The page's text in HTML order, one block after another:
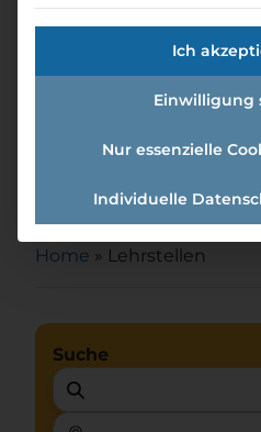
Home » Lehrstellen
Suche
Ich
Einwilligung
Nur essenzielle
Individuelle